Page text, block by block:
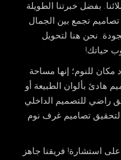
بفضل خبرتنا الطويلة
تصاميم تجمع بين الجمال
نحن هنا لتحويل
حياتك!
للنوم؛ إنها مساحة
بألوان الطبيعة أو
راضي للتصميم الداخلي
لتحقيقتصاميم غرف نوم
استشارة! فريقنا جاهز